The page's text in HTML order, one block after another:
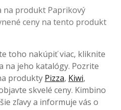
na produkt Paprikový
ceny na tento produkt
toho nakúpiť viac, kliknite
na jeho katalógy. Pozrite
produkty Pizza, Kiwi,
skvelé ceny. Kimbino
zľavy a informuje vás o